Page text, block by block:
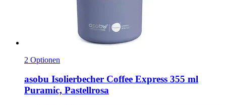
2 Optionen
asobu Isolierbecher Coffee Express 355 ml
Puramic, Pastellrosa